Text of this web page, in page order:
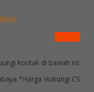
via SMS
kontak di bawah ini:
*Harga Hubungi CS